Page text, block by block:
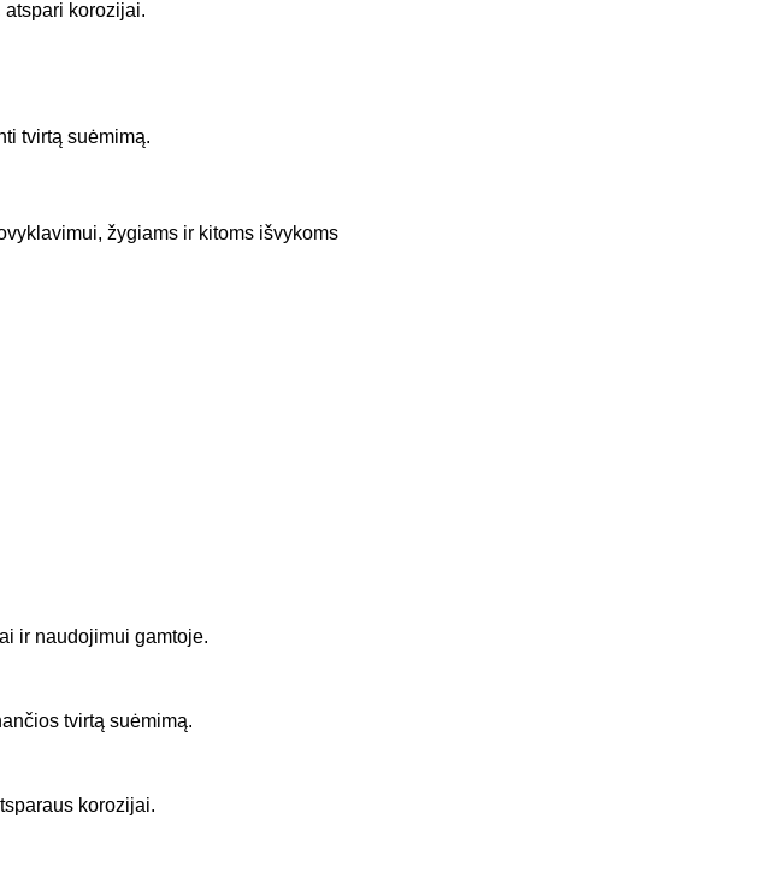
korozijai.
tvirtą suėmimą.
žygiams ir kitoms išvykoms
ir naudojimui gamtoje.
tvirtą suėmimą.
korozijai.